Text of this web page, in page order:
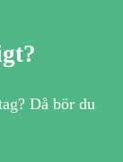
Då bör du